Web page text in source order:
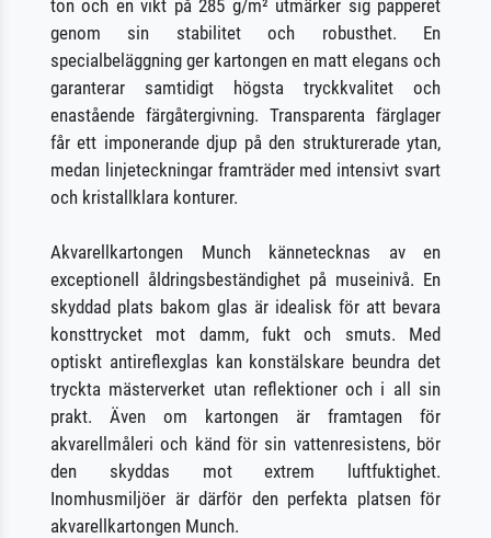
ton och en vikt på 285 g/m² utmärker sig papperet
genom sin stabilitet och robusthet. En
specialbeläggning ger kartongen en matt elegans och
garanterar samtidigt högsta tryckkvalitet och
enastående färgåtergivning. Transparenta färglager
får ett imponerande djup på den strukturerade ytan,
medan linjeteckningar framträder med intensivt svart
och kristallklara konturer.
Akvarellkartongen Munch kännetecknas av en
exceptionell åldringsbeständighet på museinivå. En
skyddad plats bakom glas är idealisk för att bevara
konsttrycket mot damm, fukt och smuts. Med
optiskt antireflexglas kan konstälskare beundra det
tryckta mästerverket utan reflektioner och i all sin
prakt. Även om kartongen är framtagen för
akvarellmåleri och känd för sin vattenresistens, bör
den skyddas mot extrem luftfuktighet.
Inomhusmiljöer är därför den perfekta platsen för
akvarellkartongen Munch.